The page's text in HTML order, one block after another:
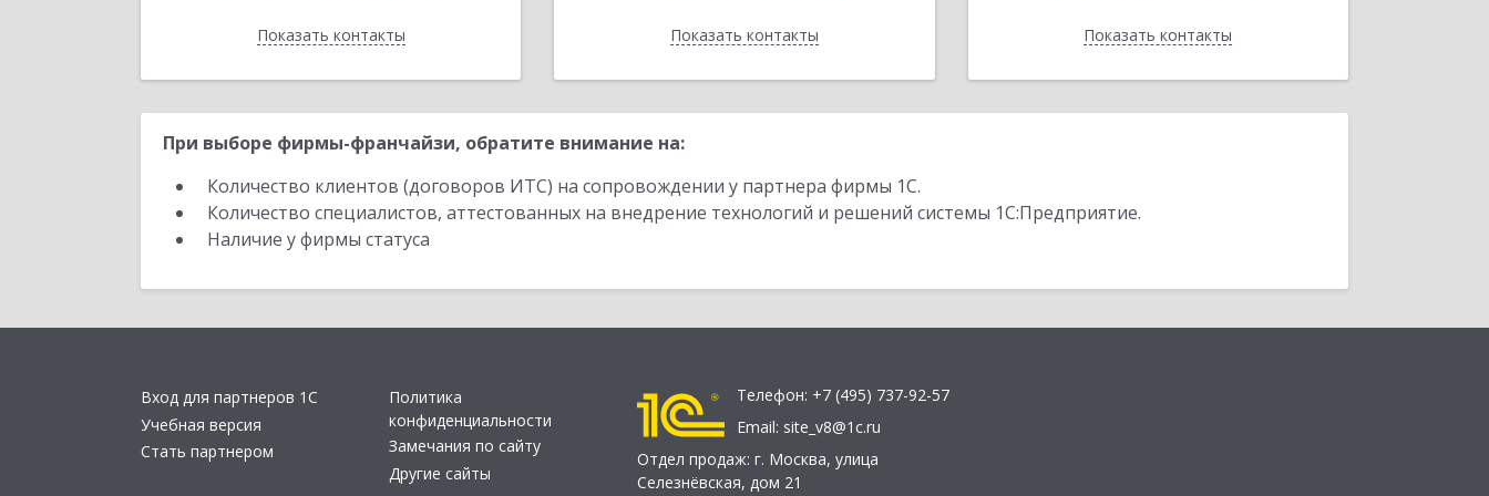
Показать контакты
Назад Показать контакты
Назад Показать контакты
Назад
При выборе фирмы-франчайзи, обратите внимание на:
Количество клиентов (договоров ИТС) на сопровождении у партнера фирмы 1С.
Количество специалистов, аттестованных на внедрение технологий и решений системы 1С:Предприятие.
Наличие у фирмы статуса
Вход для партнеров 1С
Учебная версия
Стать партнером
Политика
конфиденциальности
Замечания по сайту
Другие сайты
Телефон: +7 (495) 737-92-57
Email: site_v8@1c.ru
Отдел продаж: г. Москва, улица
Селезнёвская, дом 21